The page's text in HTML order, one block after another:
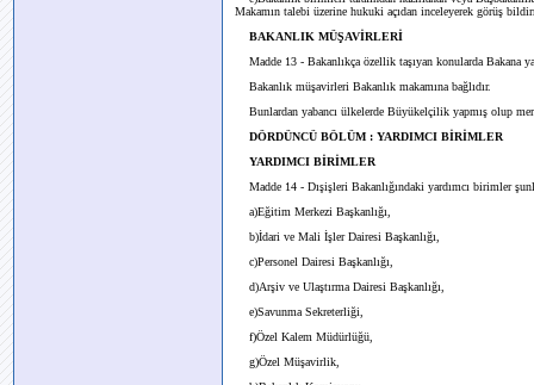
Makamın talebi üzerine hukuki açıdan inceleyerek görüş
BAKANLIK MÜŞAVİRLERİ
Madde 13 - Bakanlıkça özellik taşıyan konularda Bakana
Bakanlık müşavirleri Bakanlık makamına bağlıdır.
Bunlardan yabancı ülkelerde Büyükelçilik yapmış olup
DÖRDÜNCÜ BÖLÜM : YARDIMCI BİRİMLER
YARDIMCI BİRİMLER
Madde 14 - Dışişleri Bakanlığındaki yardımcı birimler
a)Eğitim Merkezi Başkanlığı,
b)İdari ve Mali İşler Dairesi Başkanlığı,
c)Personel Dairesi Başkanlığı,
d)Arşiv ve Ulaştırma Dairesi Başkanlığı,
e)Savunma Sekreterliği,
f)Özel Kalem Müdürlüğü,
g)Özel Müşavirlik,